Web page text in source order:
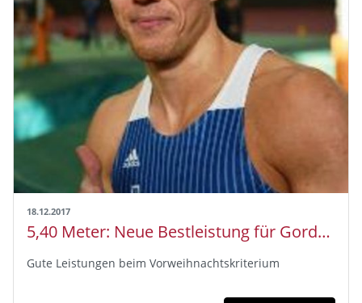
18.12.2017
5,40 Meter: Neue Bestleistung für Gordon Porsch
Gute Leistungen beim Vorweihnachtskriterium